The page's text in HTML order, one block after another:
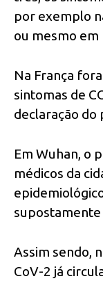
por exemplo
ou mesmo
Na França
sintomas de
declaração do
Em Wuhan, o
médicos da
Assim sendo,
CoV-2 já